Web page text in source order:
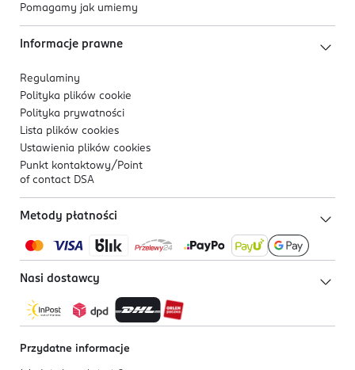
Pomagamy jak umiemy
Informacje prawne
Regulaminy
Polityka plików cookie
Polityka prywatności
Lista plików cookies
Ustawienia plików cookies
Punkt kontaktowy/ Point
of contact DSA
Metody płatności
Nasi dostawcy
Przydatne informacje